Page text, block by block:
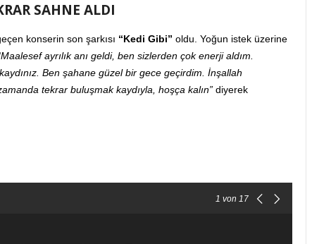
SAHNE ALDI
konserin son şarkısı “Kedi Gibi” oldu. Yoğun istek üzerine
ayrılık anı geldi, ben sizlerden çok enerji aldım.
Ben şahane güzel bir gece geçirdim. İnşallah
tekrar buluşmak kaydıyla, hoşça kalın”diyerek
1 von 17